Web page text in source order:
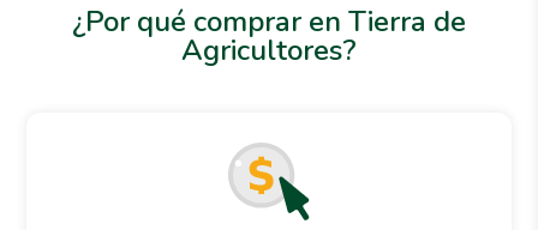
¿Por qué comprar en Tierra de
Agricultores?